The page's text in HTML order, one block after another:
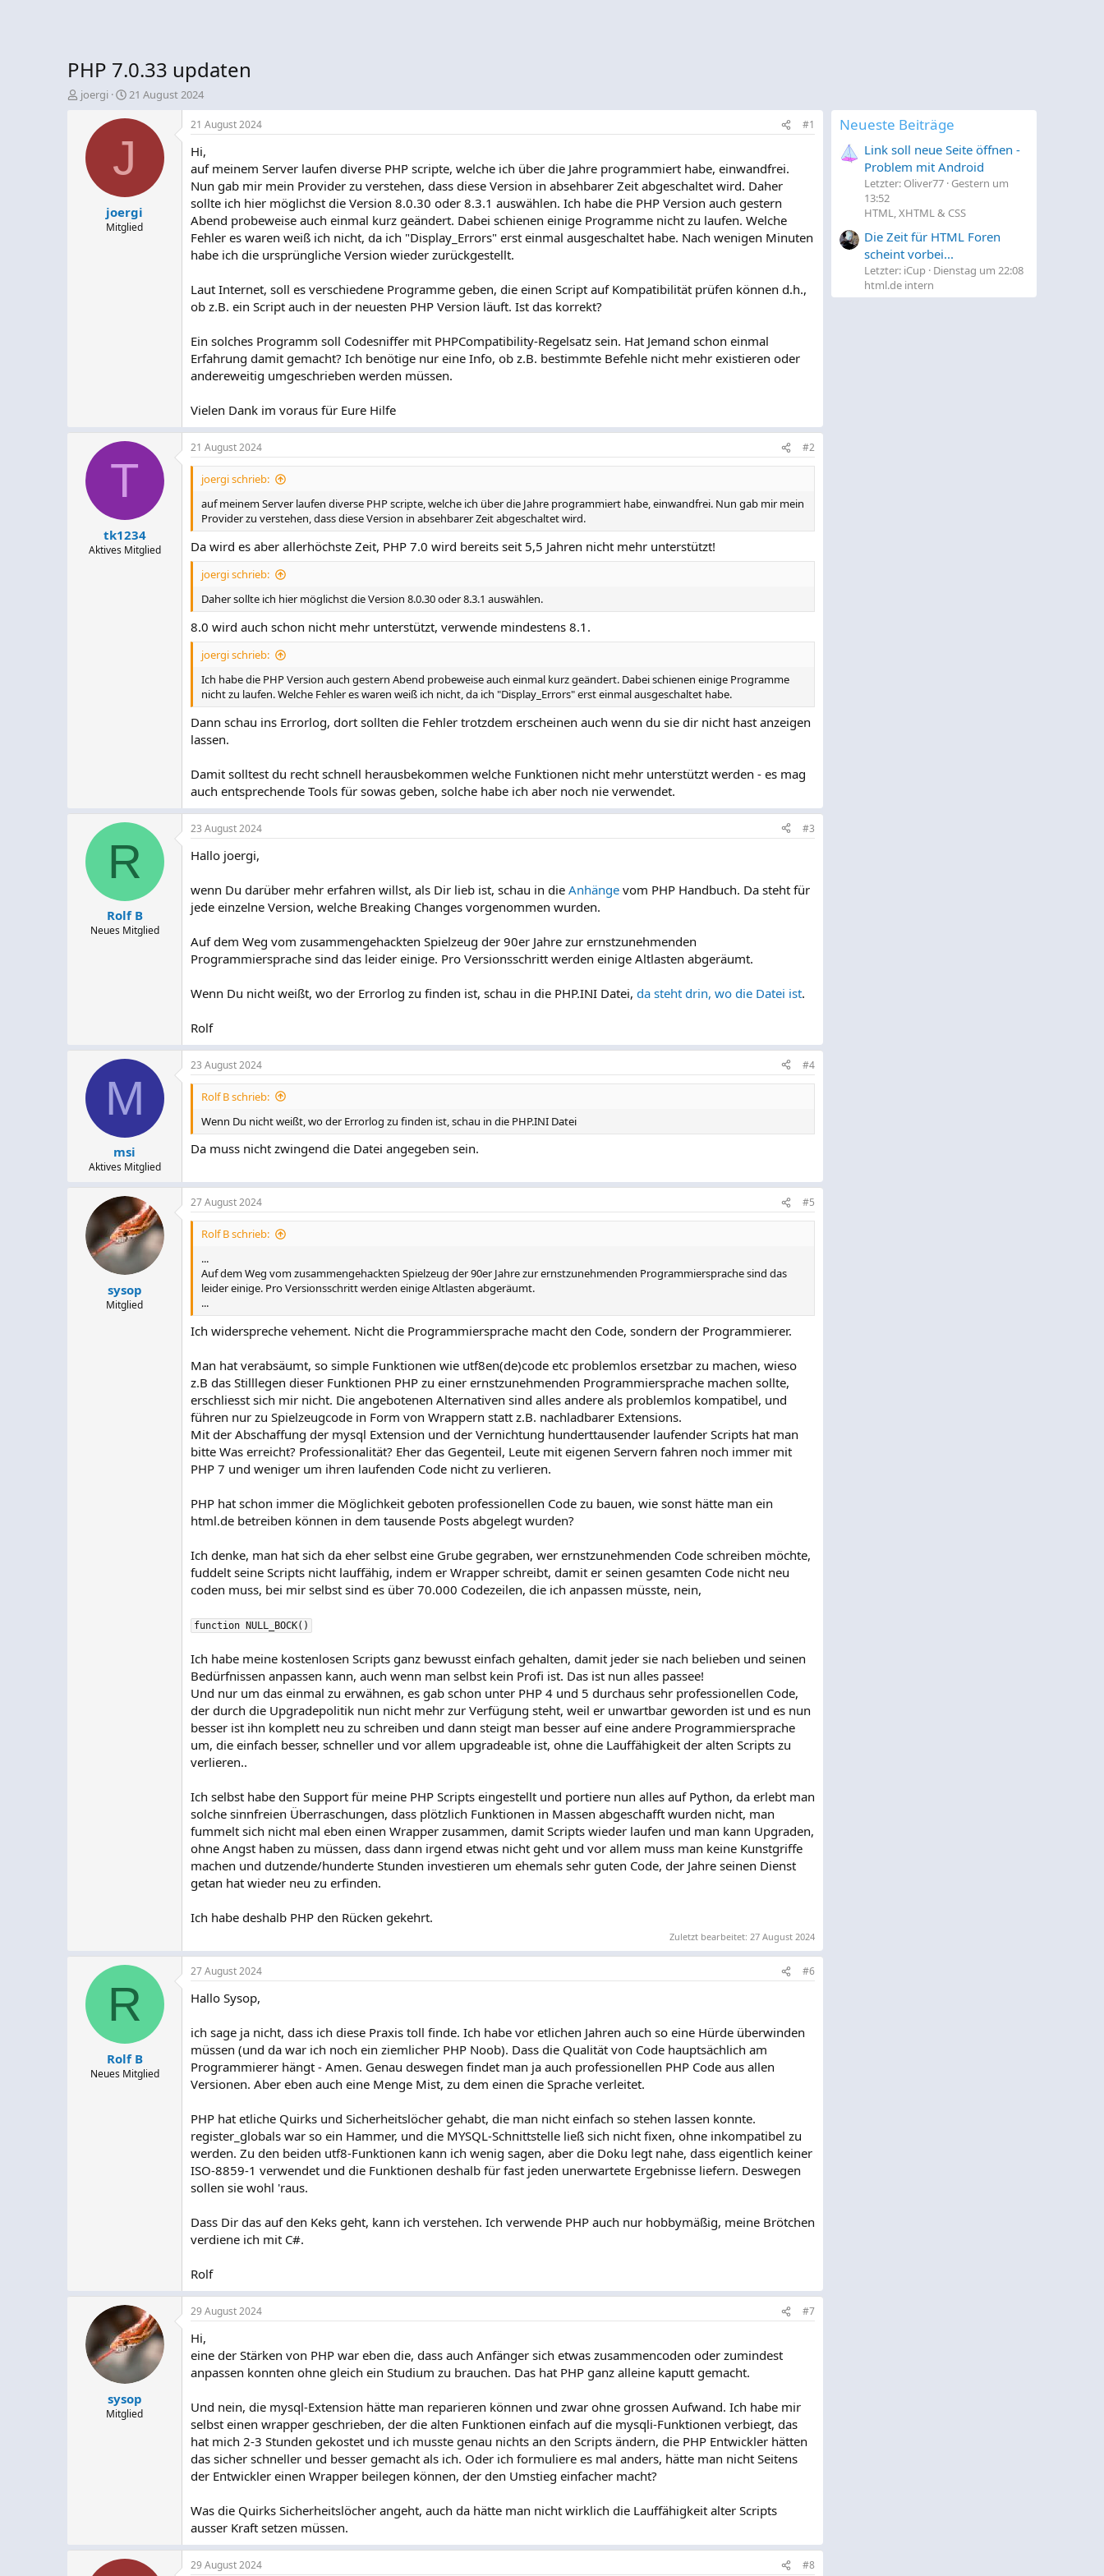
PHP 7.0.33 updaten
E
joergi
E
s
t
l
t
a
m
21 August 2024
J
joergi
Mitglied
21 August 2024 #1
Hi,
auf meinem Server laufen diverse PHP scripte, welche ich über die Jahre programmiert habe, einwandfrei.
Nun gab mir mein Provider zu verstehen, dass diese Version in absehbarer Zeit abgeschaltet wird. Daher
sollte ich hier möglichst die Version 8.0.30 oder 8.3.1 auswählen. Ich habe die PHP Version auch gestern
Abend probeweise auch einmal kurz geändert. Dabei schienen einige Programme nicht zu laufen. Welche
Fehler es waren weiß ich nicht, da ich "Display_Errors" erst einmal ausgeschaltet habe. Nach wenigen Minuten
habe ich die ursprüngliche Version wieder zurückgestellt.
Laut Internet, soll es verschiedene Programme geben, die einen Script auf Kompatibilität prüfen können d.h.,
ob z.B. ein Script auch in der neuesten PHP Version läuft. Ist das korrekt?
Ein solches Programm soll Codesniffer mit PHPCompatibility-Regelsatz sein. Hat Jemand schon einmal
Erfahrung damit gemacht? Ich benötige nur eine Info, ob z.B. bestimmte Befehle nicht mehr existieren oder
andereweitig umgeschrieben werden müssen.
Vielen Dank im voraus für Eure Hilfe
T
tk1234
Aktives Mitglied
21 August 2024 #2
joergi schrieb:
auf meinem Server laufen diverse PHP scripte, welche ich über die Jahre programmiert habe, einwandfrei. Nun gab mir mein
Provider zu verstehen, dass diese Version in absehbarer Zeit abgeschaltet wird.
Da wird es aber allerhöchste Zeit, PHP 7.0 wird bereits seit 5,5 Jahren nicht mehr unterstützt!
joergi schrieb:
Daher sollte ich hier möglichst die Version 8.0.30 oder 8.3.1 auswählen.
8.0 wird auch schon nicht mehr unterstützt, verwende mindestens 8.1.
joergi schrieb:
Ich habe die PHP Version auch gestern Abend probeweise auch einmal kurz geändert. Dabei schienen einige Programme
nicht zu laufen. Welche Fehler es waren weiß ich nicht, da ich "Display_Errors" erst einmal ausgeschaltet habe.
Dann schau ins Errorlog, dort sollten die Fehler trotzdem erscheinen auch wenn du sie dir nicht hast anzeigen
lassen.
Damit solltest du recht schnell herausbekommen welche Funktionen nicht mehr unterstützt werden - es mag
auch entsprechende Tools für sowas geben, solche habe ich aber noch nie verwendet.
R
Rolf B
Neues Mitglied
23 August 2024 #3
Hallo joergi,
wenn Du darüber mehr erfahren willst, als Dir lieb ist, schau in die Anhänge vom PHP Handbuch. Da steht für
jede einzelne Version, welche Breaking Changes vorgenommen wurden.
Auf dem Weg vom zusammengehackten Spielzeug der 90er Jahre zur ernstzunehmenden
Programmiersprache sind das leider einige. Pro Versionsschritt werden einige Altlasten abgeräumt.
Wenn Du nicht weißt, wo der Errorlog zu finden ist, schau in die PHP.INI Datei, da steht drin, wo die Datei ist.
Rolf
M
msi
Aktives Mitglied
23 August 2024 #4
Rolf B schrieb:
Wenn Du nicht weißt, wo der Errorlog zu finden ist, schau in die PHP.INI Datei
Da muss nicht zwingend die Datei angegeben sein.
sysop
Mitglied
27 August 2024 #5
Rolf B schrieb:
...
Auf dem Weg vom zusammengehackten Spielzeug der 90er Jahre zur ernstzunehmenden Programmiersprache sind das
leider einige. Pro Versionsschritt werden einige Altlasten abgeräumt.
...
Ich widerspreche vehement. Nicht die Programmiersprache macht den Code, sondern der Programmierer.
Man hat verabsäumt, so simple Funktionen wie utf8en(de)code etc problemlos ersetzbar zu machen, wieso
z.B das Stilllegen dieser Funktionen PHP zu einer ernstzunehmenden Programmiersprache machen sollte,
erschliesst sich mir nicht. Die angebotenen Alternativen sind alles andere als problemlos kompatibel, und
führen nur zu Spielzeugcode in Form von Wrappern statt z.B. nachladbarer Extensions.
Mit der Abschaffung der mysql Extension und der Vernichtung hunderttausender laufender Scripts hat man
bitte Was erreicht? Professionalität? Eher das Gegenteil, Leute mit eigenen Servern fahren noch immer mit
PHP 7 und weniger um ihren laufenden Code nicht zu verlieren.
PHP hat schon immer die Möglichkeit geboten professionellen Code zu bauen, wie sonst hätte man ein
html.de betreiben können in dem tausende Posts abgelegt wurden?
Ich denke, man hat sich da eher selbst eine Grube gegraben, wer ernstzunehmenden Code schreiben möchte,
fuddelt seine Scripts nicht lauffähig, indem er Wrapper schreibt, damit er seinen gesamten Code nicht neu
coden muss, bei mir selbst sind es über 70.000 Codezeilen, die ich anpassen müsste, nein,
function NULL_BOCK()
Ich habe meine kostenlosen Scripts ganz bewusst einfach gehalten, damit jeder sie nach belieben und seinen
Bedürfnissen anpassen kann, auch wenn man selbst kein Profi ist. Das ist nun alles passee!
Und nur um das einmal zu erwähnen, es gab schon unter PHP 4 und 5 durchaus sehr professionellen Code,
der durch die Upgradepolitik nun nicht mehr zur Verfügung steht, weil er unwartbar geworden ist und es nun
besser ist ihn komplett neu zu schreiben und dann steigt man besser auf eine andere Programmiersprache
um, die einfach besser, schneller und vor allem upgradeable ist, ohne die Lauffähigkeit der alten Scripts zu
verlieren..
Ich selbst habe den Support für meine PHP Scripts eingestellt und portiere nun alles auf Python, da erlebt man
solche sinnfreien Überraschungen, dass plötzlich Funktionen in Massen abgeschafft wurden nicht, man
fummelt sich nicht mal eben einen Wrapper zusammen, damit Scripts wieder laufen und man kann Upgraden,
ohne Angst haben zu müssen, dass dann irgend etwas nicht geht und vor allem muss man keine Kunstgriffe
machen und dutzende/hunderte Stunden investieren um ehemals sehr guten Code, der Jahre seinen Dienst
getan hat wieder neu zu erfinden.
Ich habe deshalb PHP den Rücken gekehrt.
Zuletzt bearbeitet: 27 August 2024
R
Rolf B
Neues Mitglied
27 August 2024 #6
Hallo Sysop,
ich sage ja nicht, dass ich diese Praxis toll finde. Ich habe vor etlichen Jahren auch so eine Hürde überwinden
müssen (und da war ich noch ein ziemlicher PHP Noob). Dass die Qualität von Code hauptsächlich am
Programmierer hängt - Amen. Genau deswegen findet man ja auch professionellen PHP Code aus allen
Versionen. Aber eben auch eine Menge Mist, zu dem einen die Sprache verleitet.
PHP hat etliche Quirks und Sicherheitslöcher gehabt, die man nicht einfach so stehen lassen konnte.
register_globals war so ein Hammer, und die MYSQL-Schnittstelle ließ sich nicht fixen, ohne inkompatibel zu
werden. Zu den beiden utf8-Funktionen kann ich wenig sagen, aber die Doku legt nahe, dass eigentlich keiner
ISO-8859-1 verwendet und die Funktionen deshalb für fast jeden unerwartete Ergebnisse liefern. Deswegen
sollen sie wohl 'raus.
Dass Dir das auf den Keks geht, kann ich verstehen. Ich verwende PHP auch nur hobbymäßig, meine Brötchen
verdiene ich mit C#.
Rolf
sysop
Mitglied
29 August 2024 #7
Hi,
eine der Stärken von PHP war eben die, dass auch Anfänger sich etwas zusammencoden oder zumindest
anpassen konnten ohne gleich ein Studium zu brauchen. Das hat PHP ganz alleine kaputt gemacht.
Und nein, die mysql-Extension hätte man reparieren können und zwar ohne grossen Aufwand. Ich habe mir
selbst einen wrapper geschrieben, der die alten Funktionen einfach auf die mysqli-Funktionen verbiegt, das
hat mich 2-3 Stunden gekostet und ich musste genau nichts an den Scripts ändern, die PHP Entwickler hätten
das sicher schneller und besser gemacht als ich. Oder ich formuliere es mal anders, hätte man nicht Seitens
der Entwickler einen Wrapper beilegen können, der den Umstieg einfacher macht?
Was die Quirks Sicherheitslöcher angeht, auch da hätte man nicht wirklich die Lauffähigkeit alter Scripts
ausser Kraft setzen müssen.
29 August 2024 #8
Neueste Beiträge
Link soll neue Seite öffnen -
Problem mit Android
Letzter: Oliver77 Gestern um
13:52
HTML, XHTML & CSS
Die Zeit für HTML Foren
scheint vorbei...
Letzter: iCup Dienstag um 22:08
html.de intern